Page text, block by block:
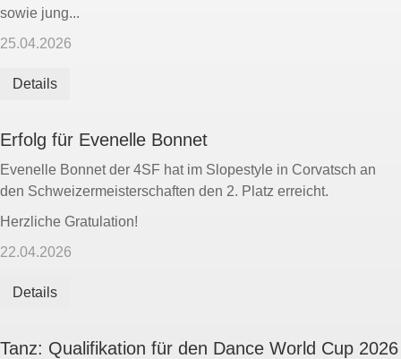
sowie jung...
25.04.2026
Details
Erfolg für Evenelle Bonnet
Evenelle Bonnet der 4SF hat im Slopestyle in Corvatsch an
den Schweizermeisterschaften den 2. Platz erreicht.
Herzliche Gratulation!
22.04.2026
Details
Tanz: Qualifikation für den Dance World Cup 2026